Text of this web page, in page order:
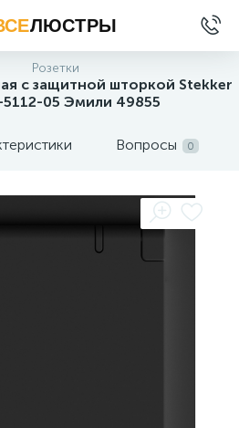
ЛЮСТРЫ
Розетки
с защитной шторкой Stekker
5112-05 Эмили 49855
Вопросы 0